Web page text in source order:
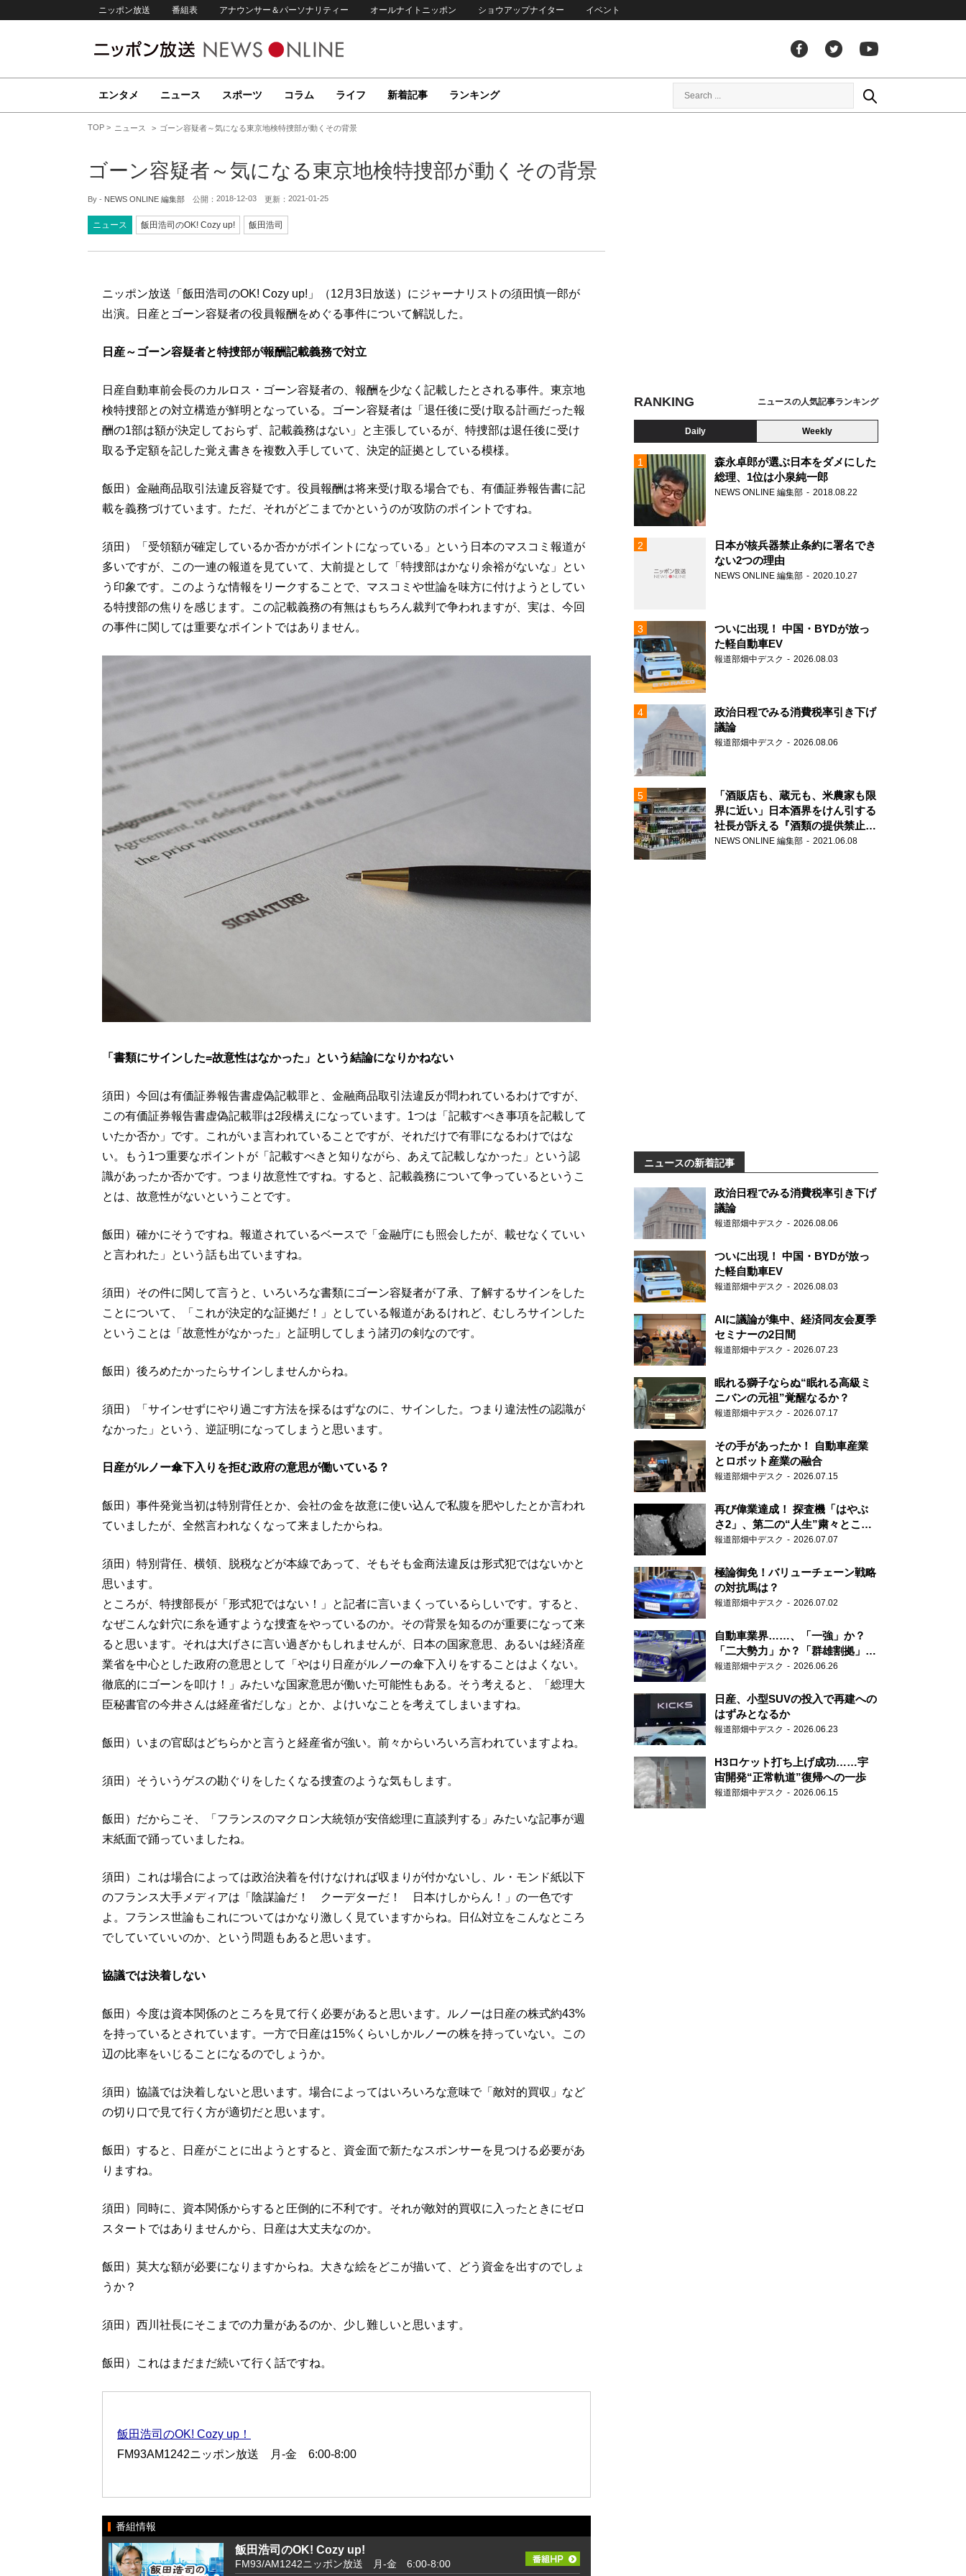
ニッポン放送 番組表 アナウンサー＆パーソナリティー オールナイトニッポン ショウアップナイター イベント
エンタメ ニュース スポーツ コラム ライフ 新着記事 ランキング
TOP ニュース ゴーン容疑者～気になる東京地検特捜部が動くその背景
ゴーン容疑者～気になる東京地検特捜部が動くその背景
By - NEWS ONLINE 編集部 公開： 2018-12-03 更新： 2021-01-25
ニュース 飯田浩司のOK! Cozy up! 飯田浩司
ニッポン放送「飯田浩司のOK! Cozy up!」（12月3日放送）にジャーナリストの須田慎一郎が
出演。日産とゴーン容疑者の役員報酬をめぐる事件について解説した。
日産～ゴーン容疑者と特捜部が報酬記載義務で対立
日産自動車前会長のカルロス・ゴーン容疑者の、報酬を少なく記載したとされる事件。東京地
検特捜部との対立構造が鮮明となっている。ゴーン容疑者は「退任後に受け取る計画だった報
酬の1部は額が決定しておらず、記載義務はない」と主張しているが、特捜部は退任後に受け
取る予定額を記した覚え書きを複数入手していて、決定的証拠としている模様。
飯田）金融商品取引法違反容疑です。役員報酬は将来受け取る場合でも、有価証券報告書に記
載を義務づけています。ただ、それがどこまでかというのが攻防のポイントですね。
須田）「受領額が確定しているか否かがポイントになっている」という日本のマスコミ報道が
多いですが、この一連の報道を見ていて、大前提として「特捜部はかなり余裕がないな」とい
う印象です。このような情報をリークすることで、マスコミや世論を味方に付けようとしてい
る特捜部の焦りを感じます。この記載義務の有無はもちろん裁判で争われますが、実は、今回
の事件に関しては重要なポイントではありません。
「書類にサインした=故意性はなかった」という結論になりかねない
須田）今回は有価証券報告書虚偽記載罪と、金融商品取引法違反が問われているわけですが、
この有価証券報告書虚偽記載罪は2段構えになっています。1つは「記載すべき事項を記載して
いたか否か」です。これがいま言われていることですが、それだけで有罪になるわけではな
い。もう1つ重要なポイントが「記載すべきと知りながら、あえて記載しなかった」という認
識があったか否かです。つまり故意性ですね。すると、記載義務について争っているというこ
とは、故意性がないということです。
飯田）確かにそうですね。報道されているベースで「金融庁にも照会したが、載せなくていい
と言われた」という話も出ていますね。
須田）その件に関して言うと、いろいろな書類にゴーン容疑者が了承、了解するサインをした
ことについて、「これが決定的な証拠だ！」としている報道があるけれど、むしろサインした
ということは「故意性がなかった」と証明してしまう諸刃の剣なのです。
飯田）後ろめたかったらサインしませんからね。
須田）「サインせずにやり過ごす方法を採るはずなのに、サインした。つまり違法性の認識が
なかった」という、逆証明になってしまうと思います。
日産がルノー傘下入りを拒む政府の意思が働いている？
飯田）事件発覚当初は特別背任とか、会社の金を故意に使い込んで私腹を肥やしたとか言われ
ていましたが、全然言われなくなって来ましたからね。
須田）特別背任、横領、脱税などが本線であって、そもそも金商法違反は形式犯ではないかと
思います。
ところが、特捜部長が「形式犯ではない！」と記者に言いまくっているらしいです。すると、
なぜこんな針穴に糸を通すような捜査をやっているのか。その背景を知るのが重要になって来
ると思います。それは大げさに言い過ぎかもしれませんが、日本の国家意思、あるいは経済産
業省を中心とした政府の意思として「やはり日産がルノーの傘下入りをすることはよくない。
徹底的にゴーンを叩け！」みたいな国家意思が働いた可能性もある。そう考えると、「総理大
臣秘書官の今井さんは経産省だしな」とか、よけいなことを考えてしまいますね。
飯田）いまの官邸はどちらかと言うと経産省が強い。前々からいろいろ言われていますよね。
須田）そういうゲスの勘ぐりをしたくなる捜査のような気もします。
飯田）だからこそ、「フランスのマクロン大統領が安倍総理に直談判する」みたいな記事が週
末紙面で踊っていましたね。
須田）これは場合によっては政治決着を付けなければ収まりが付かないし、ル・モンド紙以下
のフランス大手メディアは「陰謀論だ！ クーデターだ！ 日本けしからん！」の一色です
よ。フランス世論もこれについてはかなり激しく見ていますからね。日仏対立をこんなところ
でしていていいのか、という問題もあると思います。
協議では決着しない
飯田）今度は資本関係のところを見て行く必要があると思います。ルノーは日産の株式約43%
を持っているとされています。一方で日産は15%くらいしかルノーの株を持っていない。この
辺の比率をいじることになるのでしょうか。
須田）協議では決着しないと思います。場合によってはいろいろな意味で「敵対的買収」など
の切り口で見て行く方が適切だと思います。
飯田）すると、日産がことに出ようとすると、資金面で新たなスポンサーを見つける必要があ
りますね。
須田）同時に、資本関係からすると圧倒的に不利です。それが敵対的買収に入ったときにゼロ
スタートではありませんから、日産は大丈夫なのか。
飯田）莫大な額が必要になりますからね。大きな絵をどこが描いて、どう資金を出すのでしょ
うか？
須田）西川社長にそこまでの力量があるのか、少し難しいと思います。
飯田）これはまだまだ続いて行く話ですね。
飯田浩司のOK! Cozy up！
FM93AM1242ニッポン放送 月-金 6:00-8:00
番組情報
飯田浩司のOK! Cozy up!
FM93/AM1242ニッポン放送 月-金 6:00-8:00
RANKING ニュースの人気記事ランキング
Daily Weekly
森永卓郎が選ぶ日本をダメにした
総理、1位は小泉純一郎
NEWS ONLINE 編集部 2018.08.22
日本が核兵器禁止条約に署名でき
ない2つの理由
NEWS ONLINE 編集部 2020.10.27
ついに出現！ 中国・BYDが放っ
た軽自動車EV
報道部畑中デスク 2026.08.03
政治日程でみる消費税率引き下げ
議論
報道部畑中デスク 2026.08.06
「酒販店も、蔵元も、米農家も限
界に近い」日本酒界をけん引する
社長が訴える『酒類の提供禁止』
策の大打撃
NEWS ONLINE 編集部 2021.06.08
ニュースの新着記事
政治日程でみる消費税率引き下げ
議論
報道部畑中デスク 2026.08.06
ついに出現！ 中国・BYDが放っ
た軽自動車EV
報道部畑中デスク 2026.08.03
AIに議論が集中、経済同友会夏季
セミナーの2日間
報道部畑中デスク 2026.07.23
眠れる獅子ならぬ“眠れる高級ミ
ニバンの元祖”覚醒なるか？
報道部畑中デスク 2026.07.17
その手があったか！ 自動車産業
とロボット産業の融合
報道部畑中デスク 2026.07.15
再び偉業達成！ 探査機「はやぶ
さ2」、第二の“人生”粛々とこな
す
報道部畑中デスク 2026.07.07
極論御免！バリューチェーン戦略
の対抗馬は？
報道部畑中デスク 2026.07.02
自動車業界……、「一強」か？
「二大勢力」か？「群雄割拠」
か？
報道部畑中デスク 2026.06.26
日産、小型SUVの投入で再建への
はずみとなるか
報道部畑中デスク 2026.06.23
H3ロケット打ち上げ成功……宇
宙開発“正常軌道”復帰への一歩
報道部畑中デスク 2026.06.15